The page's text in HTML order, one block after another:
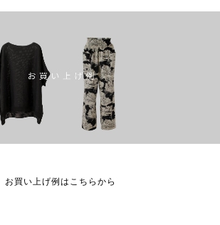
お買い上げ例はこちらから